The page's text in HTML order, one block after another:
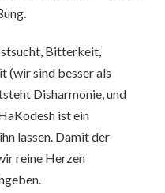
Bitterkeit,
(wir sind besser als
Disharmonie, und
ist ein
lassen. Damit der
reine Herzen